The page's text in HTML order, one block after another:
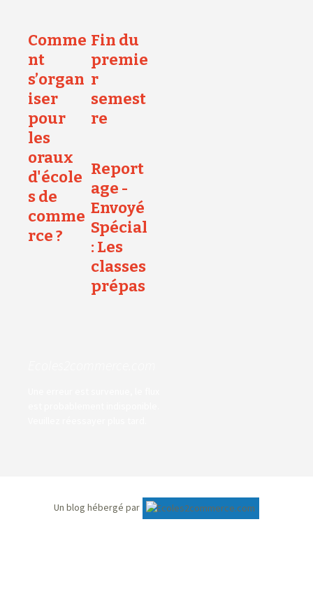
Comme
nt
s’organ
iser
pour
les
oraux
d'école
s de
comme
rce ?
Fin du
premie
r
semest
re
Report
age -
Envoyé
Spécial
: Les
classes
prépas
Un blog hébergé par